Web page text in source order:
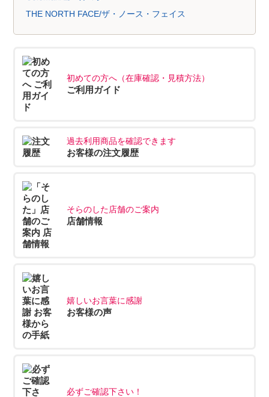
THE NORTH FACE/ザ・ノース・フェイス
初めての方へ（在庫確認・見積方法）
ご利用ガイド
過去利用商品を確認できます
お客様の注文履歴
そらのした店舗のご案内
店舗情報
嬉しいお言葉に感謝
お客様の声
必ずご確認下さい！